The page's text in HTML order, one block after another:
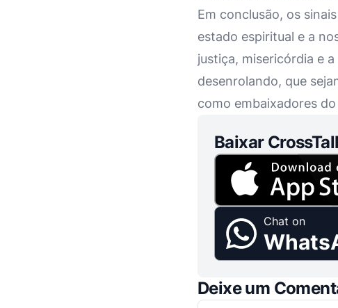
Em conclusão, os
estado espiritual e a
justiça, misericórdia e
desenrolando, que
como embaixadores
Baixar
Chat on
Deixe um